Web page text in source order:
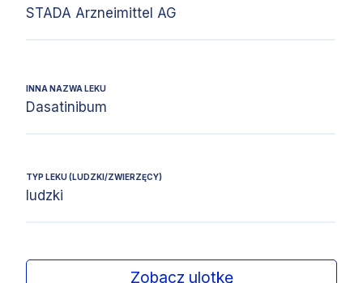
STADA Arzneimittel AG
INNA NAZWA LEKU
Dasatinibum
TYP LEKU (LUDZKI/ZWIERZĘCY)
ludzki
Zobacz ulotkę